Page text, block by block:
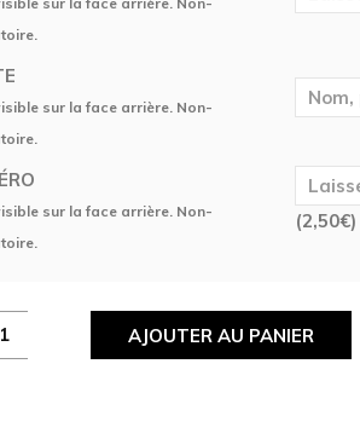
sur la face arrière. Non-
sur la face arrière. Non-
(2,50€)
AJOUTER AU PANIER